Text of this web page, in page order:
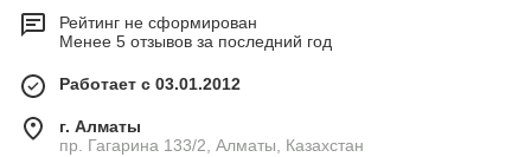
Рейтинг не сформирован
Менее 5 отзывов за последний год
Работает с 03.01.2012
г. Алматы
пр. Гагарина 133/2, Алматы, Казахстан